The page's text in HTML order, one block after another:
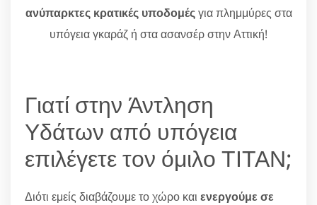
ανύπαρκτες κρατικές υποδομέςγια πλημμύρες στα
υπόγεια γκαράζ ή στα ασανσέρ στην Αττική!
Γιατί στην Άντληση
Υδάτων από υπόγεια
επιλέγετε τον όμιλο ΤΙΤΑΝ;
Διότι εμείς διαβάζουμε το χώρο και ενεργούμε σε